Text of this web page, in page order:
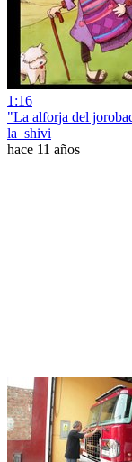
1:16
"La alforja del
la_shivi
hace 11 años